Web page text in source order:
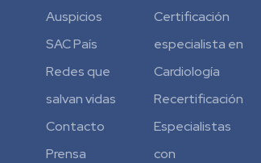
Auspicios
SAC País
Redes que
salvan vidas
Contacto
Prensa
Certificación
especialista en
Cardiología
Recertificación
Especialistas
con